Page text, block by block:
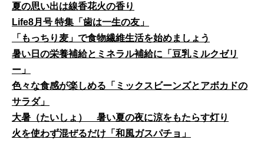
夏の思い出は線香花火の香り
Life8月号 特集「歯は一生の友」
「もっちり麦」で食物繊維生活を始めましょう
暑い日の栄養補給とミネラル補給に「豆乳ミルクゼリ
ー」
色々な食感が楽しめる「ミックスビーンズとアボカドの
サラダ」
大暑（たいしょ） 暑い夏の夜に涼をもたらす灯り
火を使わず混ぜるだけ「和風ガスパチョ」